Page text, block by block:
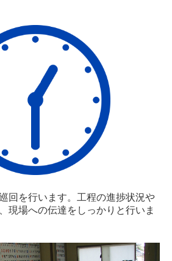
回を行います。工程の進捗状況や
現場への伝達をしっかりと行いま